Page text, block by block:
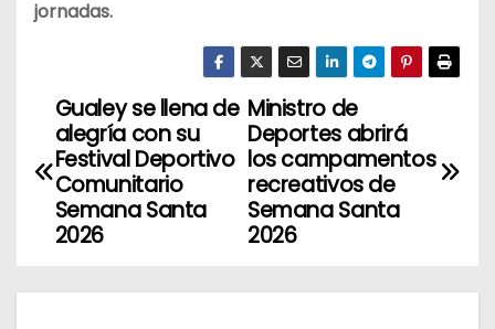
jornadas.
N
a
g
Ministro de
Deportes abrirá
los campamentos
recreativos de
Semana Santa
2026
Gualey se llena de
alegría con su
Festival Deportivo
Comunitario
Semana Santa
2026